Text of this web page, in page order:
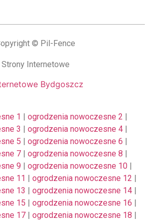
© Pil-Fence
Strony Internetowe
1 | ogrodzenia nowoczesne 2 |
3 | ogrodzenia nowoczesne 4 |
5 | ogrodzenia nowoczesne 6 |
7 | ogrodzenia nowoczesne 8 |
9 | ogrodzenia nowoczesne 10 |
11 | ogrodzenia nowoczesne 12 |
13 | ogrodzenia nowoczesne 14 |
15 | ogrodzenia nowoczesne 16 |
17 | ogrodzenia nowoczesne 18 |